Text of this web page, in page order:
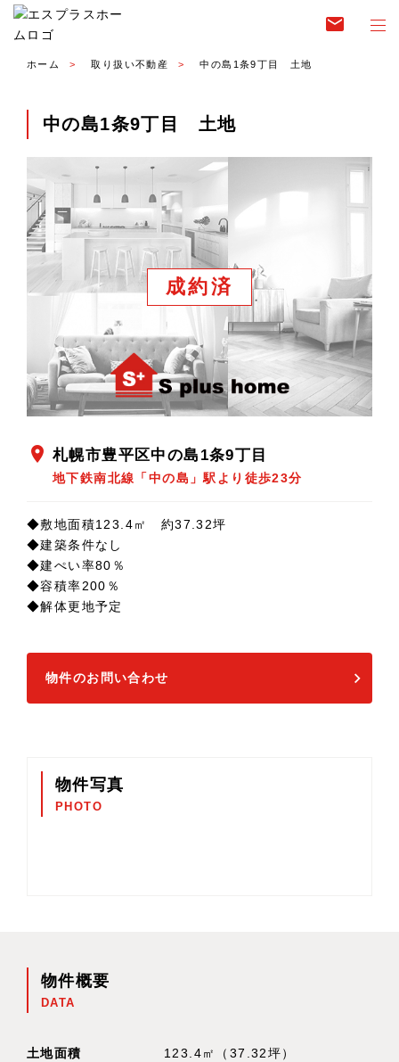
email
ホーム 取り扱い不動産 中の島1条9丁目 土地
中の島1条9丁目 土地
成約済
location_on 札幌市豊平区中の島1条9丁目
地下鉄南北線「中の島」駅より徒歩23分
◆敷地面積123.4㎡ 約37.32坪
◆建築条件なし
◆建ぺい率80％
◆容積率200％
◆解体更地予定
物件のお問い合わせ
物件写真
PHOTO
物件概要
DATA
土地面積 123.4㎡（37.32坪）